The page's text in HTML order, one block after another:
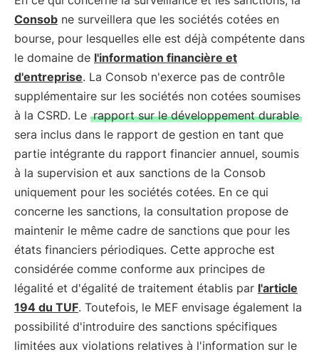
Consob ne surveillera que les sociétés cotées en
bourse, pour lesquelles elle est déjà compétente dans
le domaine de l'information financière et
d'entreprise. La Consob n'exerce pas de contrôle
supplémentaire sur les sociétés non cotées soumises
à la CSRD. Le rapport sur le développement durable
sera inclus dans le rapport de gestion en tant que
partie intégrante du rapport financier annuel, soumis
à la supervision et aux sanctions de la Consob
uniquement pour les sociétés cotées. En ce qui
concerne les sanctions, la consultation propose de
maintenir le même cadre de sanctions que pour les
états financiers périodiques. Cette approche est
considérée comme conforme aux principes de
légalité et d'égalité de traitement établis par l'article
194 du TUF. Toutefois, le MEF envisage également la
possibilité d'introduire des sanctions spécifiques
limitées aux violations relatives à l'information sur le